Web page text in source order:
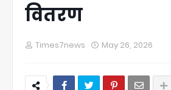
वितरण
Times7news May 26, 2026